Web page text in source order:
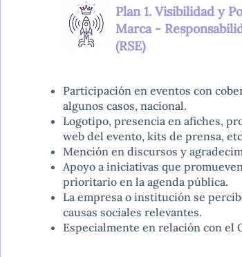
Plan 1. Visibilidad y
Marca -
(RSE)
Participación en eventos con
algunos casos, nacional.
Logotipo, presencia en afiches,
web del evento, kits de prensa,
Mención en discursos y
Apoyo a iniciativas que
prioritario en la agenda pública.
La empresa o institución se
causas sociales relevantes.
Especialmente en relación con el